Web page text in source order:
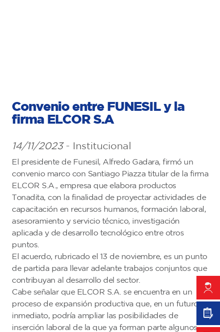
Convenio entre FUNESIL y la
firma ELCOR S.A
14/11/2023- Institucional
El presidente de Funesil, Alfredo Gadara, firmó un
convenio marco con Santiago Piazza titular de la firma
ELCOR S.A., empresa que elabora productos
Tonadita, con la finalidad de proyectar actividades de
capacitación en recursos humanos, formación laboral,
asesoramiento y servicio técnico, investigación
aplicada y de desarrollo tecnológico entre otros
puntos.
El acuerdo, rubricado el 13 de noviembre, es un punto
de partida para llevar adelante trabajos conjuntos que
contribuyan al desarrollo del sector.
Cabe señalar que ELCOR S.A. se encuentra en un
proceso de expansión productiva que, en un futuro
inmediato, podría ampliar las posibilidades de
inserción laboral de la que ya forman parte algunos